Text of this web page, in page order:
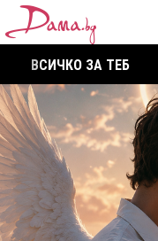
ВСИЧКО ЗА ТЕБ